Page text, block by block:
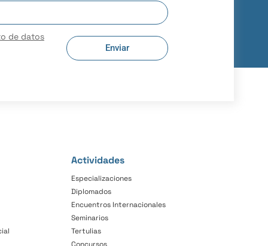
de datos
Enviar
Actividades
Especializaciones
Diplomados
Encuentros Internacionales
Seminarios
Tertulias